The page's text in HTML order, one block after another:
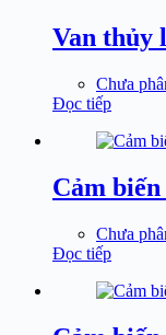
Van thủy
Chưa
Đọc tiếp
Cảm
Chưa
Đọc tiếp